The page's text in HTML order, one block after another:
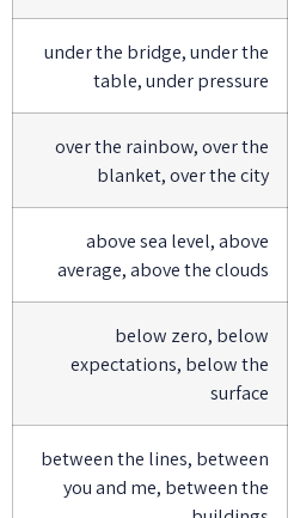
under the bridge, under the
table, under pressure
over the rainbow, over the
blanket, over the city
above sea level, above
average, above the clouds
below zero, below
expectations, below the
surface
between the lines, between
you and me, between the